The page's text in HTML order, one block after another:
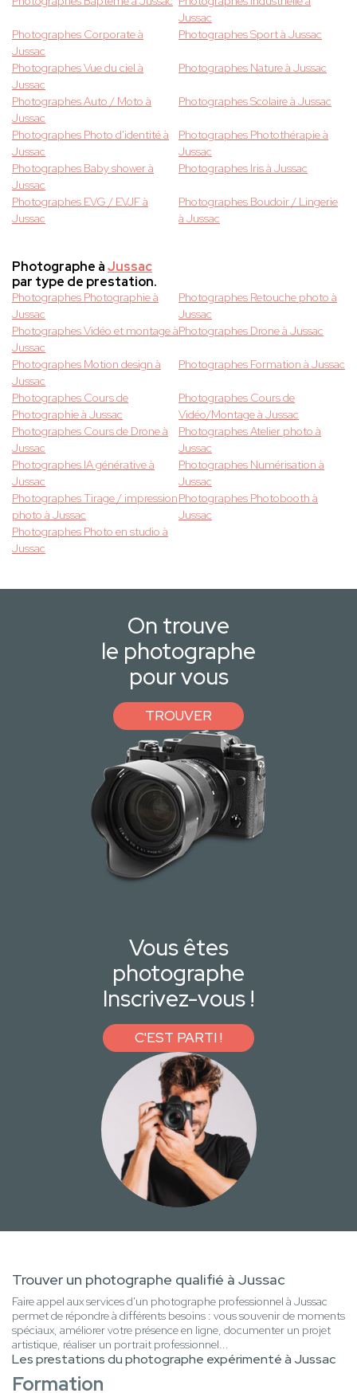
Jussac
Photographes Corporate à
Jussac
Photographes Sport à Jussac
Photographes Vue du ciel à
Jussac
Photographes Nature à Jussac
Photographes Auto / Moto à
Jussac
Photographes Scolaire à Jussac
Photographes Photo d'identité à
Jussac
Photographes Photothérapie à
Jussac
Photographes Baby shower à
Jussac
Photographes Iris à Jussac
Photographes EVG / EVJF à
Jussac
Photographes Boudoir / Lingerie
à Jussac
Photographe àJussac
par type de prestation.
Photographes Photographie à
Jussac
Photographes Retouche photo à
Jussac
Photographes Vidéo et montage à
Jussac
Photographes Drone à Jussac
Photographes Motion design à
Jussac
Photographes Formation à Jussac
Photographes Cours de
Photographie à Jussac
Photographes Cours de
Vidéo/Montage à Jussac
Photographes Cours de Drone à
Jussac
Photographes Atelier photo à
Jussac
Photographes IA générative à
Jussac
Photographes Numérisation à
Jussac
Photographes Tirage / impression
photo à Jussac
Photographes Photobooth à
Jussac
Photographes Photo en studio à
Jussac
On trouve
le photographe
pour vous
TROUVER
Vous êtes
photographe
Inscrivez-vous !
C'EST PARTI !
Trouver un photographe qualifié à Jussac
Faire appel aux services d'un photographe professionnel à Jussac
permet de répondre à différents besoins : vous souvenir de moments
spéciaux, améliorer votre présence en ligne, documenter un projet
artistique, réaliser un portrait professionnel...
Les prestations du photographe expérimenté à Jussac
Formation